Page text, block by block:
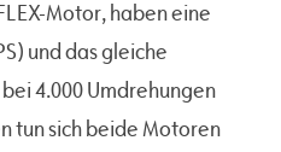
Motor, haben eine
und das gleiche
4.000 Umdrehungen
tun sich beide Motoren